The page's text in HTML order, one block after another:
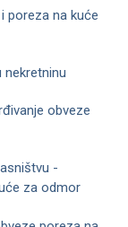
poreza na kuće
nekretninu
obveze
-
za odmor